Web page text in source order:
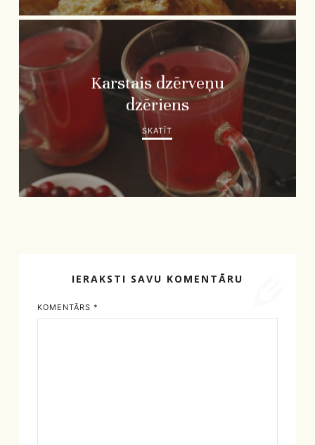
Karstais dzērveņu
dzēriens
SKATĪT
IERAKSTI SAVU KOMENTĀRU
KOMENTĀRS *